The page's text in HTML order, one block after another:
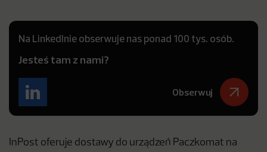
Na LinkedInie obserwuje nas ponad 100 tys. osób.
Jesteś tam z nami?
Obserwuj
InPost oferuje dostawy do urządzeń Paczkomat na